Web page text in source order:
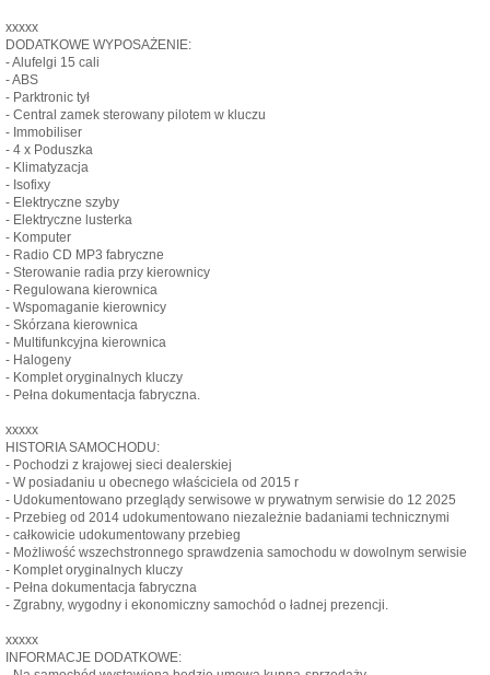
xxxxx
DODATKOWE WYPOSAŻENIE:
- Alufelgi 15 cali
- ABS
- Parktronic tył
- Central zamek sterowany pilotem w kluczu
- Immobiliser
- 4 x Poduszka
- Klimatyzacja
- Isofixy
- Elektryczne szyby
- Elektryczne lusterka
- Komputer
- Radio CD MP3 fabryczne
- Sterowanie radia przy kierownicy
- Regulowana kierownica
- Wspomaganie kierownicy
- Skórzana kierownica
- Multifunkcyjna kierownica
- Halogeny
- Komplet oryginalnych kluczy
- Pełna dokumentacja fabryczna.
xxxxx
HISTORIA SAMOCHODU:
- Pochodzi z krajowej sieci dealerskiej
- W posiadaniu u obecnego właściciela od 2015 r
- Udokumentowano przeglądy serwisowe w prywatnym serwisie do 12 2025
- Przebieg od 2014 udokumentowano niezależnie badaniami technicznymi
- całkowicie udokumentowany przebieg
- Możliwość wszechstronnego sprawdzenia samochodu w dowolnym serwisie
- Komplet oryginalnych kluczy
- Pełna dokumentacja fabryczna
- Zgrabny, wygodny i ekonomiczny samochód o ładnej prezencji.
xxxxx
INFORMACJE DODATKOWE: